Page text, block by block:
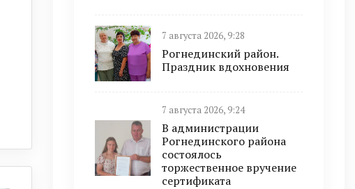
7 августа 2026, 9:28
Рогнединский район.
Праздник вдохновения
7 августа 2026, 9:24
В администрации
Рогнединского района
состоялось
торжественное вручение
сертификата